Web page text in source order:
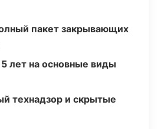
пакет закрывающих
5 лет на основные виды
технадзор и скрытые